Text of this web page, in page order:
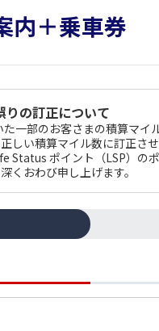
りの訂正について
一部のお客さまの積算マイ
い積算マイル数に訂正させ
Status ポイント（LSP）の
くおわび申し上げます。